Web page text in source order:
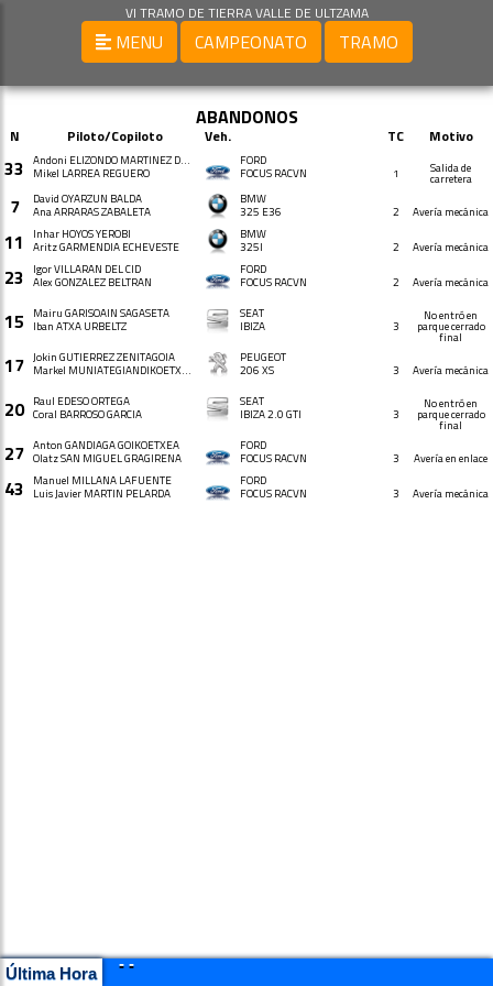
VI TRAMO DE TIERRA VALLE DE ULTZAMA
MENU CAMPEONATO TRAMO
ABANDONOS
N Piloto/Copiloto Veh. TC Motivo
33
Andoni ELIZONDO MARTÍNEZ DE ESTÍBALIZ
Mikel LARREA REGUERO
FORD
FOCUS RACVN
1 Salida de
carretera
7
David OYARZUN BALDA
Ana ARRARAS ZABALETA
BMW
325 E36
2 Avería mecánica
11
Inhar HOYOS YEROBI
Aritz GARMENDIA ECHEVESTE
BMW
325I
2 Avería mecánica
23
Igor VILLARAN DEL CID
Alex GONZÁLEZ BELTRAN
FORD
FOCUS RACVN
2 Avería mecánica
15
Mairu GARISOAIN SAGASETA
Iban ATXA URBELTZ
SEAT
IBIZA
3
No entró en
parque cerrado
final
17 Jokin GUTIERREZ ZENITAGOIA
Markel MUNIATEGIANDIKOETXEA LARRAÑAGA
PEUGEOT
206 XS
3 Avería mecánica
20 Raul EDESO ORTEGA
Coral BARROSO GARCIA
SEAT
IBIZA 2.0 GTI
3
No entró en
parque cerrado
final
27 Anton GANDIAGA GOIKOETXEA
Olatz SAN MIGUEL GRAGIRENA
FORD
FOCUS RACVN
3 Avería en enlace
43
Manuel MILLANA LAFUENTE
Luis Javier MARTIN PELARDA
FORD
FOCUS RACVN
3 Avería mecánica
Última Hora
- -